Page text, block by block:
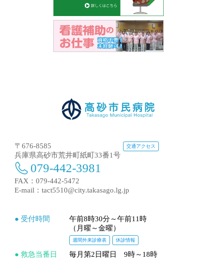
〒676-8585
兵庫県高砂市荒井町紙町33番1号
交通アクセス
079-442-3981
FAX：079-442-5472
E-mail： tact5510@city.takasago.lg.jp
● 受付時間
午前8時30分～午前11時
（月曜～金曜）
週間外来診療表 休診情報
● 救急当番日 毎月第2日曜日 9時～18時